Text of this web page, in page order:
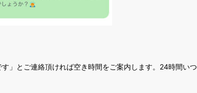
」とご連絡頂ければ空き時間をご案内します。24時間いつ